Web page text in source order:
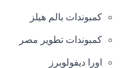
كمبوندات بالم هيلز
كمبوندات تطوير مصر
اورا ديفولوبرز